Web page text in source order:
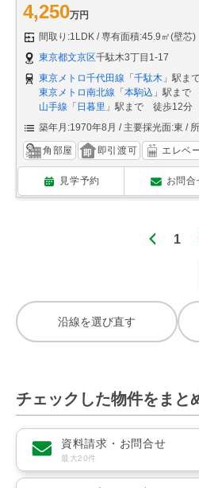
4,250万円
間取り:1LDK
専有面積:45.9㎡(壁芯)
東京都文京区千駄木3丁目1-17
東京メトロ千代田線 「 千駄木 」駅ま
東京メトロ南北線 「 本駒込 」駅まで
山手線 「 日暮里 」駅まで 徒歩12分
築年月:1970年8月
主要採光面:東
角部屋 即引渡可 エレベ
見学予約 お問合
1
沿線を選び直す
チェックした物件をまと
資料請求・お問合せ
最大20件